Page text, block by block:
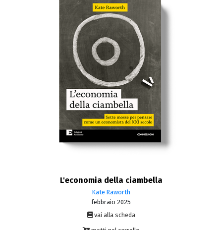
L'economia della ciambella
Kate Raworth
febbraio 2025
vai alla scheda